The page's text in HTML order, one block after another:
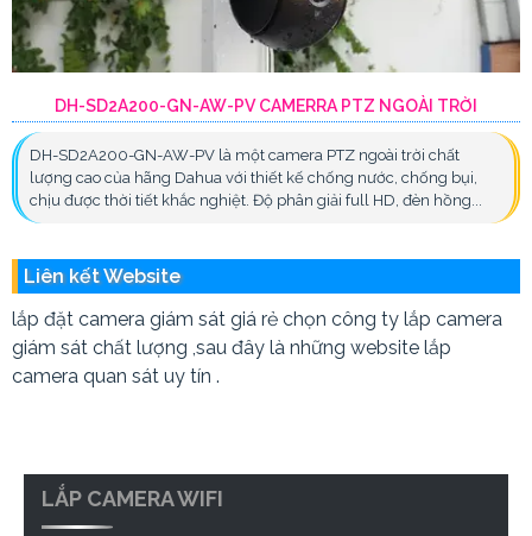
DH-SD2A200-GN-AW-PV CAMERRA PTZ NGOÀI TRỜI
DH-SD2A200-GN-AW-PV là một camera PTZ ngoài trời chất
lượng cao của hãng Dahua với thiết kế chống nước, chống bụi,
chịu được thời tiết khắc nghiệt. Độ phân giải full HD, đèn hồng...
Liên kết Website
lắp đặt camera giám sát giá rẻ chọn công ty lắp camera
giám sát chất lượng ,sau đây là những website lắp
camera quan sát uy tín .
LẮP CAMERA WIFI